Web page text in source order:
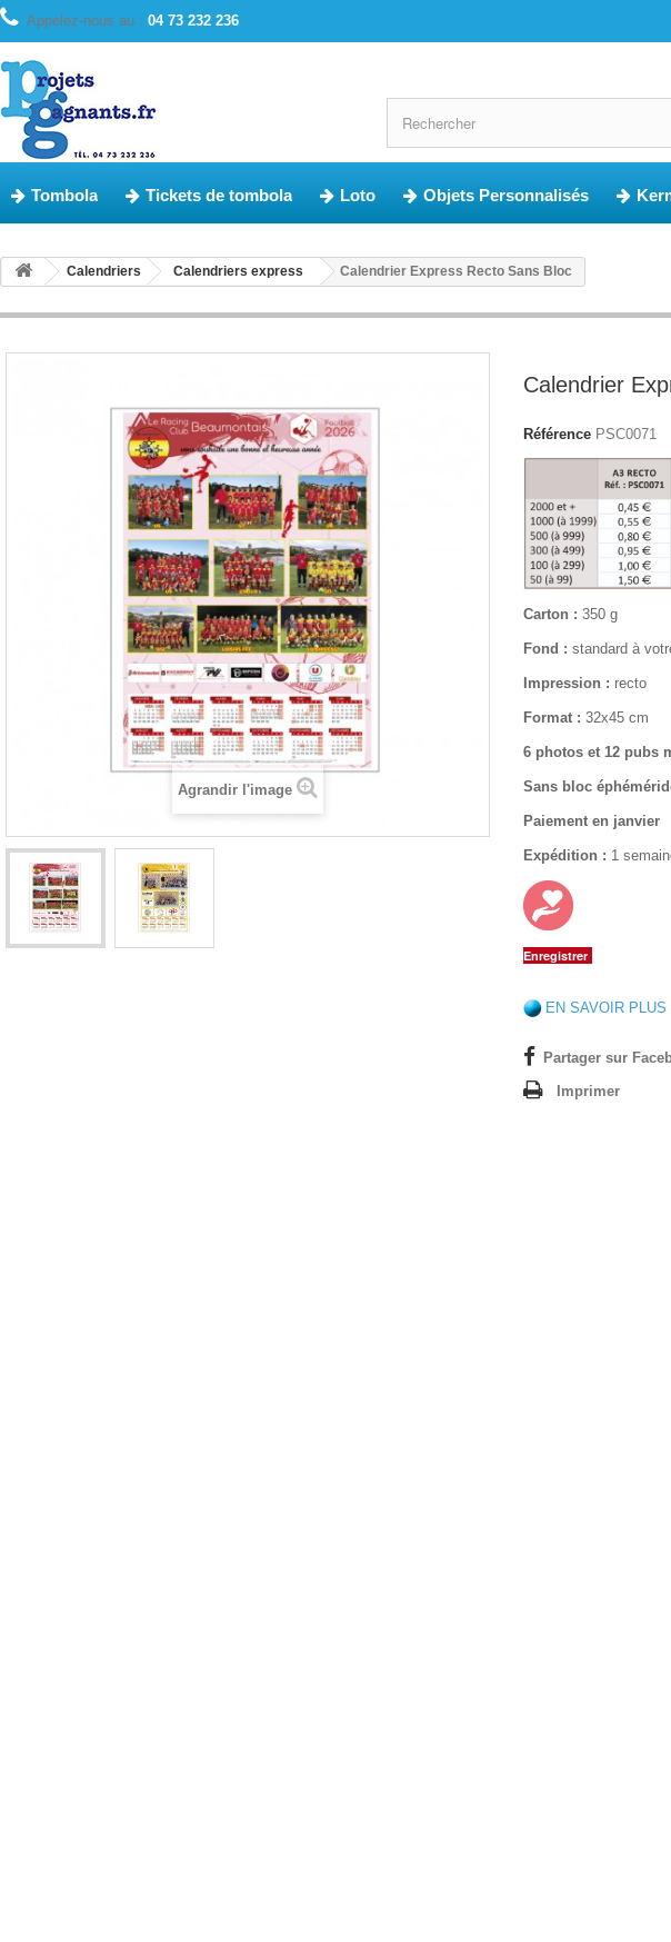
Appelez-nous au : 04 73 232 236
Tombola Tickets de tombola Loto Objets Personnalisés
Calendriers Calendriers express Calendrier Express Recto Sans Bloc
Agrandir l'image
Calendrier
Référence PSC0071
Carton : 350 g
Fond : standard à
Impression : recto
Format : 32x45 cm
6 photos et 12 pubs
Sans bloc
Paiement en janvier
Expédition : 1
Enregistrer
EN SAVOIR PLUS
Partager sur
Imprimer